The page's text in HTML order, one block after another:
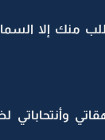
منك إلا